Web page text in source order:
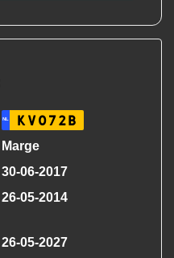
NL KV072B
Marge
30-06-2017
26-05-2014
26-05-2027